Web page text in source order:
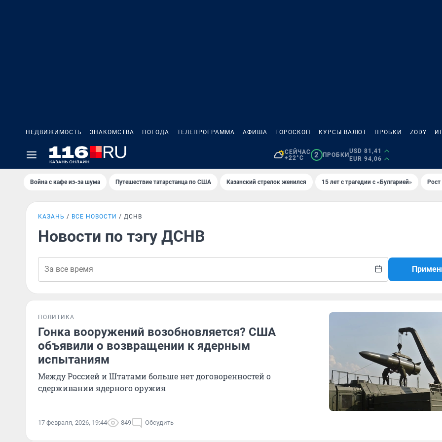
НЕДВИЖИМОСТЬ ЗНАКОМСТВА ПОГОДА ТЕЛЕПРОГРАММА АФИША ГОРОСКОП КУРСЫ ВАЛЮТ ПРОБКИ ZODY
СЕЙЧАС
+22°C
2 ПРОБКИ
USD 81,41
EUR 94,06
Война с кафе из-за шума Путешествие татарстанца по США Казанский стрелок женился 15 лет с трагедии с «Булгарией»
КАЗАНЬ ВСЕ НОВОСТИ ДСНВ
Новости по тэгу ДСНВ
ПОЛИТИКА
Гонка вооружений возобновляется? США
объявили о возвращении к ядерным
испытаниям
Между Россией и Штатами больше нет договоренностей о
сдерживании ядерного оружия
17 февраля, 2026, 19:44 849 Обсудить